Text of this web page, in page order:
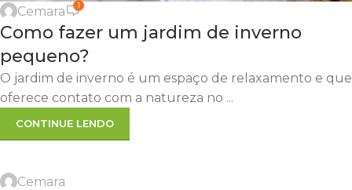
Cemara 1
Como fazer um jardim de inverno
pequeno?
O jardim de inverno é um espaço de relaxamento e que
oferece contato com a natureza no ...
CONTINUE LENDO
Cemara